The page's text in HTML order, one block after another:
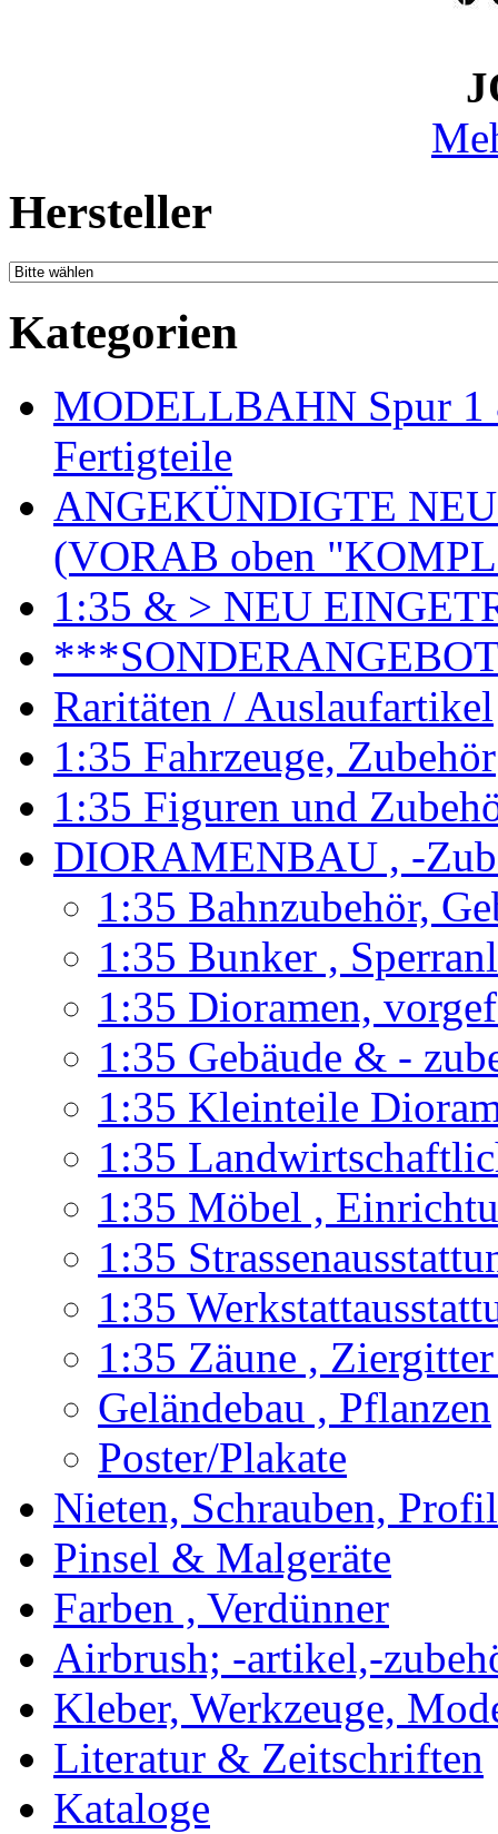
Hersteller
Kategorien
MODELLBAHN Spur 1
Fertigteile
ANGEKÜNDIGTE
(VORAB oben
1:35 & > NEU
Raritäten / Auslaufartikel
1:35 Fahrzeuge, Zubehör
1:35 Figuren und
DIORAMENBAU , -
1:35 Bahnzubehör,
1:35 Bunker ,
1:35 Dioramen,
1:35 Gebäude & -
1:35 Kleinteile
1:35
1:35 Möbel ,
1:35
1:35
1:35 Zäune ,
Geländebau , Pflanzen
Poster/Plakate
Nieten, Schrauben,
Pinsel & Malgeräte
Farben , Verdünner
Airbrush; -artikel,-
Kleber, Werkzeuge,
Literatur & Zeitschriften
Kataloge